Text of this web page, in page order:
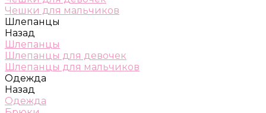
Чешки для мальчиков
Шлепанцы
Назад
Шлепанцы
Шлепанцы для девочек
Шлепанцы для мальчиков
Одежда
Назад
Одежда